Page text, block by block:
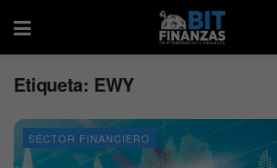
Etiqueta: EWY
SECTOR FINANCIERO